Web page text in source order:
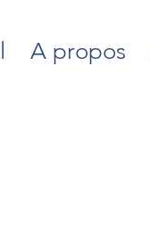
A propos